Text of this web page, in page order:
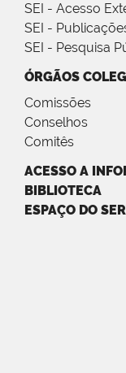
SEI - Acesso
SEI -
SEI - Pesquisa
ÓRGÃOS
Comissões
Conselhos
Comitês
ACESSO A
BIBLIOTECA
ESPAÇO DO